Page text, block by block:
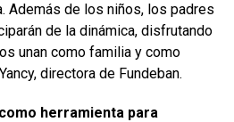
Además de los niños, los padres
de la dinámica, disfrutando
unan como familia y como
directora de Fundeban.
herramienta para